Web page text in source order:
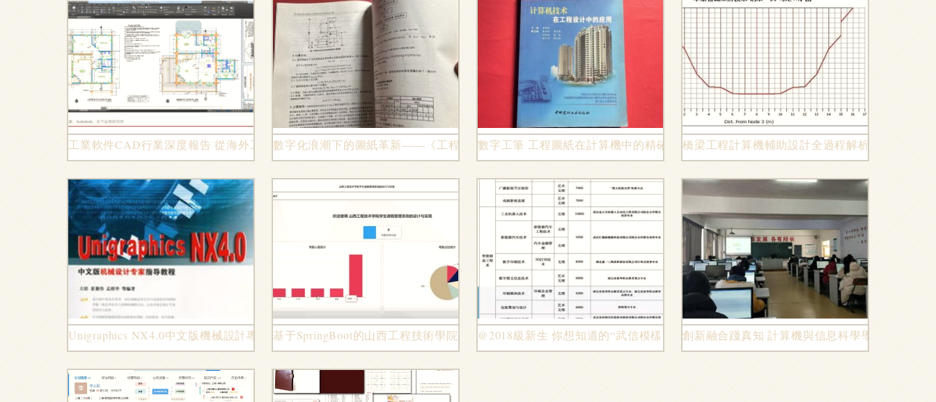
工業軟件CAD行業深度報告 從海外工業軟件巨頭到中望軟件的工程電腦圖文設計啟示
數字化浪潮下的圖紙革新——《工程電腦圖文設計》的工程實踐啟示
數字工筆 工程圖紙在計算機中的精確重現與詩意表達橋梁工程計算機輔助設計全過程解析 基于Midas
Unigraphics NX4.0中文版機械設計專家指導教程 科技圖書的典范之作基于SpringBoot的山西工程技術學院學生請假管理系統的設計與實現@2018級新生 你想知道的“武信模樣”都在這里 | 工程電腦圖文設計
創新融合踐真知 計算機與信息科學學院18級軟